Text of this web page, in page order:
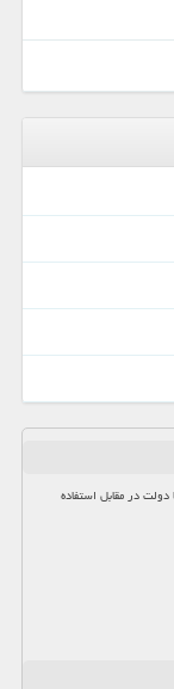
در مقابل استفاده